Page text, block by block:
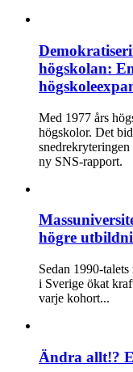
högskolan:
Med 1977 års
högskolor. Det
ny SNS-rapport.
högre
Sedan 1990-
i Sverige ökat
varje kohort...
Ändra allt!?